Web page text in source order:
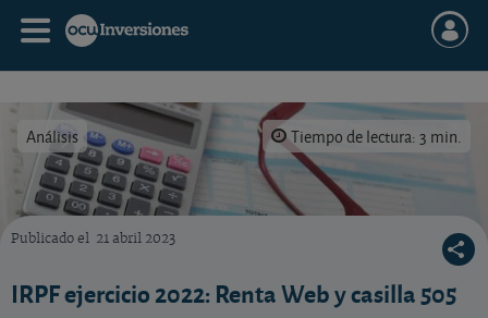
Análisis Tiempo de lectura: 3 min.
Todo lo que debe saber para no pagar de más, ni de menos en su IRPF. Solo lo que en
Publicado el 21 abril 2023
IRPF ejercicio 2022: Renta Web y casilla 505